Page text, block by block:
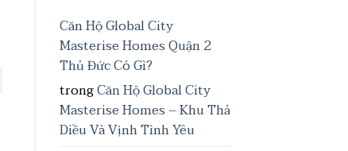
Căn Hộ Global City
Masterise Homes Quận 2
Thủ Đức Có Gì?
trongCăn Hộ Global City
Masterise Homes – Khu Thả
Diều Và Vịnh Tình Yêu